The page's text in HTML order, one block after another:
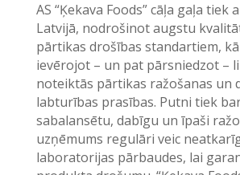
AS “Ķekava Foods” cāļa gaļa tiek
Latvijā, nodrošinot augstu
pārtikas drošības standartiem,
ievērojot – un pat pārsniedzot –
noteiktās pārtikas ražošanas un
labturības prasības. Putni tiek
sabalansētu, dabīgu un īpaši
uzņēmums regulāri veic
laboratorijas pārbaudes, lai